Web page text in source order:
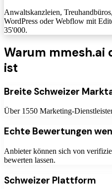
Anwaltskanzleien,
WordPress oder Webflow mit
35'000.
Warum mmesh.ai
ist
Breite Schweizer
Über 1550 Marketing-
Echte Bewertungen
Anbieter können sich von
bewerten lassen.
Schweizer Plattform